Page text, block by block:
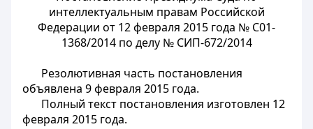
интеллектуальным правам Российской
Федерации от 12 февраля 2015 года № С01-
1368/2014 по делу № СИП-672/2014
Резолютивная часть постановления
объявлена 9 февраля 2015 года.
Полный текст постановления изготовлен 12
февраля 2015 года.